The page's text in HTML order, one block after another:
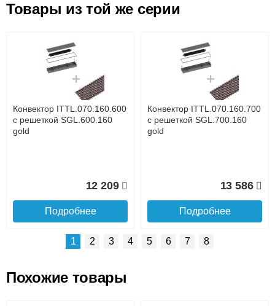
Оставьте отзыв
Доставка сантехники по Москве и Московской области
Наличный расчёт
Банковской картой на сайте в режиме реального
времени
Банковской картой при получении товара как при
доставке, так и самовывозом
Интернет-деньгами (Yandex-деньги, Web-money,
Qiwi-кошельки и другие).
Безналичный расчёт (возможно и с НДС)
Товары из той же серии
Конвектор ITTL.070.160.600
с решеткой SGL.600.160
gold
12 209
Подробнее
Конвектор ITTL.070.160.700
с решеткой SGL.700.160
gold
13 586
Подробнее
1 2 3 4 5 6 7 8
Похожие товары